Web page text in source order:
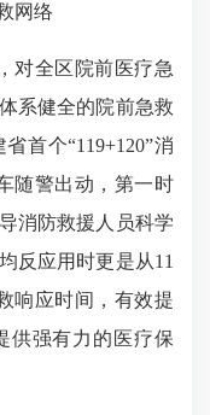
网络​
全区院前医疗急
系健全的院前急救
首个“119+120”消
随警出动，第一时
消防救援人员科学
反应用时更是从11
响应时间，有效提
供强有力的医疗保